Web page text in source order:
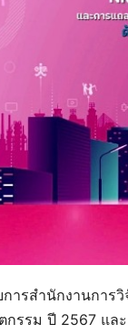
ารสำนักงานการ
รรม ปี 2567 แล